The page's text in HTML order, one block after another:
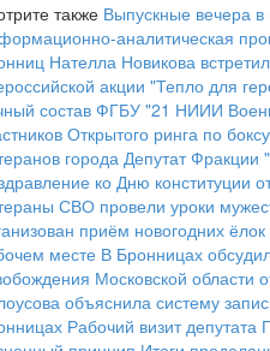
также Выпускные вечера
аналитическая
Нателла Новикова
акции "Тепло для
состав ФГБУ "21 НИИИ
Открытого ринга по
города Депутат Фракции
ко Дню конституции
СВО провели уроки
приём новогодних
месте В Бронницах
Московской области
объяснила систему
Рабочий визит